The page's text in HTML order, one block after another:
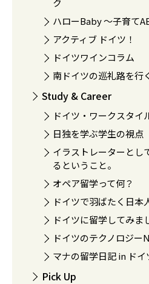
ハローBaby 〜子育て
アクティブ ドイツ！
ドイツワインコラム
南ドイツの巡礼路を行
Study & Career
ドイツ・ワークスタイ
日独を学ぶ学生の視点
イラストレーターとし
るということ。
オペア留学って何？
ドイツで羽ばたく日本
ドイツに留学してみ
ドイツのテクノロジー
マナの留学日記 in ドイ
Pick Up